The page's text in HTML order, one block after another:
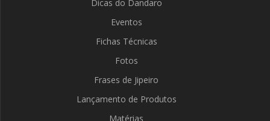
Dicas do Dandaro
Eventos
Fichas Técnicas
Fotos
Frases de Jipeiro
Lançamento de Produtos
Matérias